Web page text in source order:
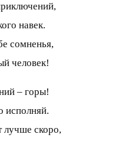
навек.
сомненья,
человек!
– горы!
исполняй.
лучше скоро,